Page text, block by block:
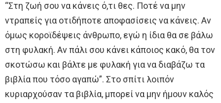
“Στη ζωή σου να κάνεις ό,τι θες. Ποτέ να μην
ντραπείς για οτιδήποτε αποφασίσεις να κάνεις. Αν
όμως κοροϊδέψεις άνθρωπο, εγώ η ίδια θα σε βάλω
στη φυλακή. Αν πάλι σου κάνει κάποιος κακό, θα τον
σκοτώσω και βάλτε με φυλακή για να διαβάζω τα
βιβλία που τόσο αγαπώ”. Στο σπίτι λοιπόν
κυριαρχούσαν τα βιβλία, μπορεί να μην ήμουν καλός